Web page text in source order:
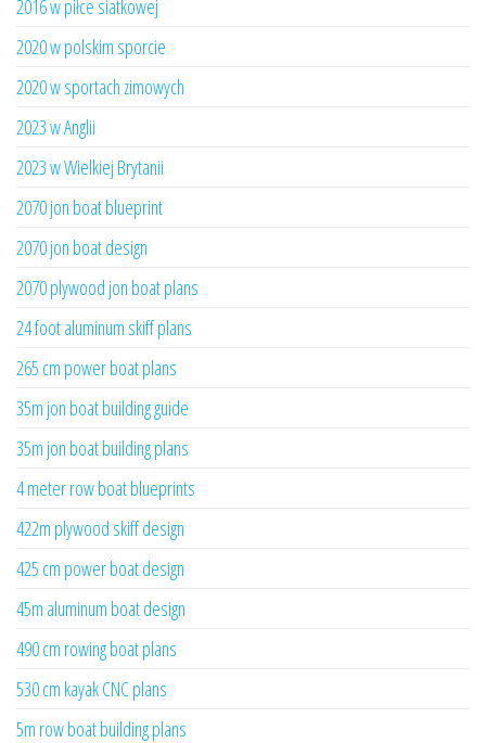
2016 w piłce siatkowej
2020 w polskim sporcie
2020 w sportach zimowych
2023 w Anglii
2023 w Wielkiej Brytanii
2070 jon boat blueprint
2070 jon boat design
2070 plywood jon boat plans
24 foot aluminum skiff plans
265 cm power boat plans
35m jon boat building guide
35m jon boat building plans
4 meter row boat blueprints
422m plywood skiff design
425 cm power boat design
45m aluminum boat design
490 cm rowing boat plans
530 cm kayak CNC plans
5m row boat building plans